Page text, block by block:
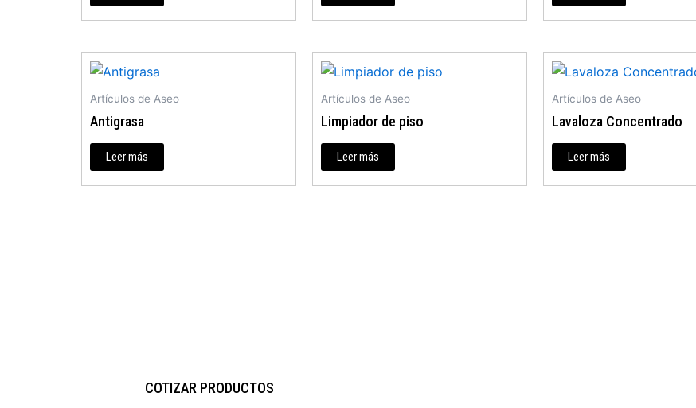
Artículos de Aseo
Antigrasa
Leer más
Artículos de Aseo
Limpiador de piso
Leer más
Artículos de Aseo
Lavaloza Concentrado
Leer más
COTIZAR PRODUCTOS